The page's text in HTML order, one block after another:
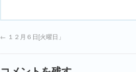
← １２月６日[火曜日」